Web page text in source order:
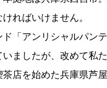
ればいけません。
「アンリシャルパン
いましたが、改めて私
店を始めた兵庫県芦